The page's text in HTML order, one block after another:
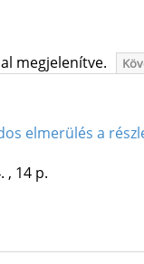
megjelenítve.
el­me­rü­lés a
, 14 p.